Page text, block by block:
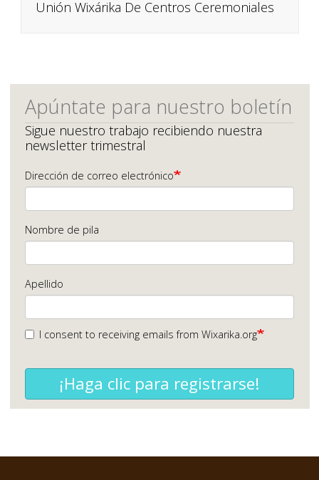
Unión Wixárika De Centros Ceremoniales
Apúntate para nuestro boletín
Sigue nuestro trabajo recibiendo nuestra
newsletter trimestral
Dirección de correo electrónico
Nombre de pila
Apellido
I consent to receiving emails from Wixarika.org
¡Haga clic para registrarse!